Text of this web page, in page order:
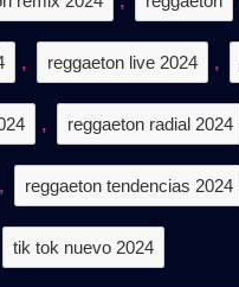
, reggaeton live 2024 ,
, reggaeton radial 2024
, reggaeton tendencias 2024
tik tok nuevo 2024